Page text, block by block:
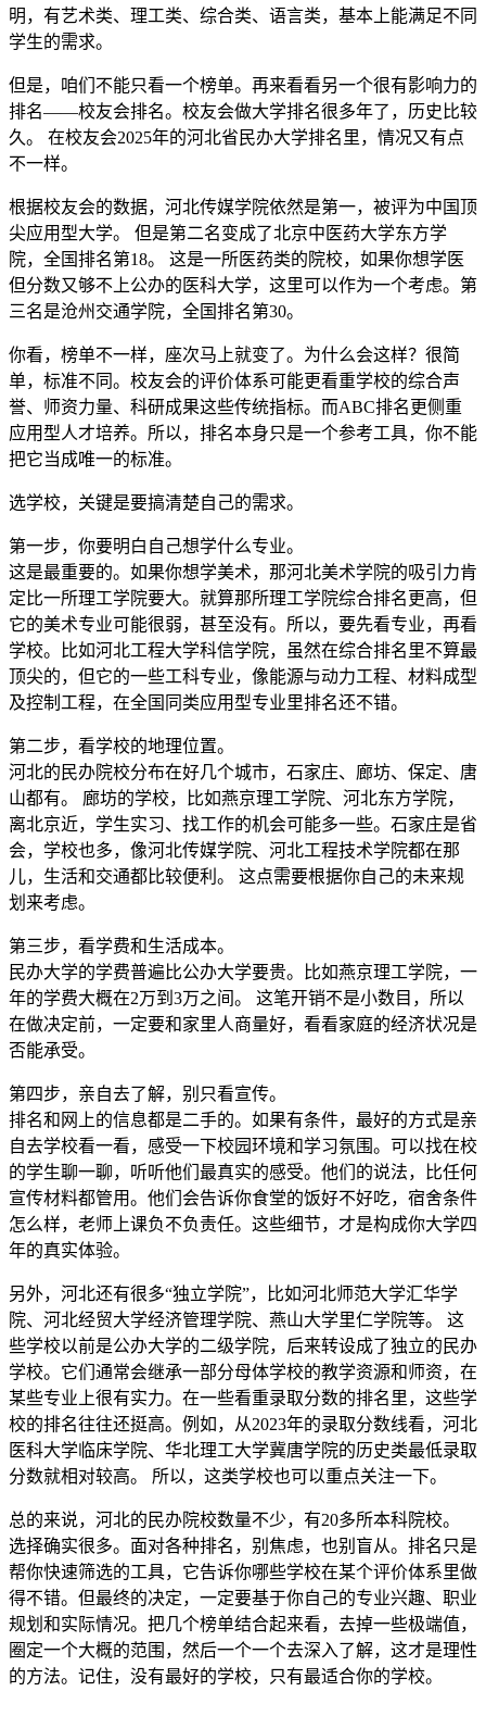
明，有艺术类、理工类、综合类、语言类，基本上能满足不同
学生的需求。
但是，咱们不能只看一个榜单。再来看看另一个很有影响力的
排名——校友会排名。校友会做大学排名很多年了，历史比较
久。 在校友会2025年的河北省民办大学排名里，情况又有点
不一样。
根据校友会的数据，河北传媒学院依然是第一，被评为中国顶
尖应用型大学。 但是第二名变成了北京中医药大学东方学
院，全国排名第18。 这是一所医药类的院校，如果你想学医
但分数又够不上公办的医科大学，这里可以作为一个考虑。第
三名是沧州交通学院，全国排名第30。
你看，榜单不一样，座次马上就变了。为什么会这样？很简
单，标准不同。校友会的评价体系可能更看重学校的综合声
誉、师资力量、科研成果这些传统指标。而ABC排名更侧重
应用型人才培养。所以，排名本身只是一个参考工具，你不能
把它当成唯一的标准。
选学校，关键是要搞清楚自己的需求。
第一步，你要明白自己想学什么专业。
这是最重要的。如果你想学美术，那河北美术学院的吸引力肯
定比一所理工学院要大。就算那所理工学院综合排名更高，但
它的美术专业可能很弱，甚至没有。所以，要先看专业，再看
学校。比如河北工程大学科信学院，虽然在综合排名里不算最
顶尖的，但它的一些工科专业，像能源与动力工程、材料成型
及控制工程，在全国同类应用型专业里排名还不错。
第二步，看学校的地理位置。
河北的民办院校分布在好几个城市，石家庄、廊坊、保定、唐
山都有。 廊坊的学校，比如燕京理工学院、河北东方学院，
离北京近，学生实习、找工作的机会可能多一些。石家庄是省
会，学校也多，像河北传媒学院、河北工程技术学院都在那
儿，生活和交通都比较便利。 这点需要根据你自己的未来规
划来考虑。
第三步，看学费和生活成本。
民办大学的学费普遍比公办大学要贵。比如燕京理工学院，一
年的学费大概在2万到3万之间。 这笔开销不是小数目，所以
在做决定前，一定要和家里人商量好，看看家庭的经济状况是
否能承受。
第四步，亲自去了解，别只看宣传。
排名和网上的信息都是二手的。如果有条件，最好的方式是亲
自去学校看一看，感受一下校园环境和学习氛围。可以找在校
的学生聊一聊，听听他们最真实的感受。他们的说法，比任何
宣传材料都管用。他们会告诉你食堂的饭好不好吃，宿舍条件
怎么样，老师上课负不负责任。这些细节，才是构成你大学四
年的真实体验。
另外，河北还有很多“独立学院”，比如河北师范大学汇华学
院、河北经贸大学经济管理学院、燕山大学里仁学院等。 这
些学校以前是公办大学的二级学院，后来转设成了独立的民办
学校。它们通常会继承一部分母体学校的教学资源和师资，在
某些专业上很有实力。在一些看重录取分数的排名里，这些学
校的排名往往还挺高。例如，从2023年的录取分数线看，河北
医科大学临床学院、华北理工大学冀唐学院的历史类最低录取
分数就相对较高。 所以，这类学校也可以重点关注一下。
总的来说，河北的民办院校数量不少，有20多所本科院校。
选择确实很多。面对各种排名，别焦虑，也别盲从。排名只是
帮你快速筛选的工具，它告诉你哪些学校在某个评价体系里做
得不错。但最终的决定，一定要基于你自己的专业兴趣、职业
规划和实际情况。把几个榜单结合起来看，去掉一些极端值，
圈定一个大概的范围，然后一个一个去深入了解，这才是理性
的方法。记住，没有最好的学校，只有最适合你的学校。